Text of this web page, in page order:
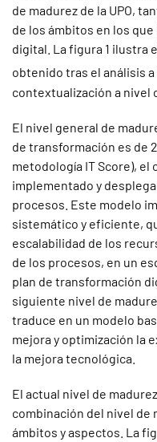
de madurez de la UPO,
de los ámbitos en los
digital. La figura 1 ilustra
obtenido tras el análisis
contextualización a nivel
El nivel general de
de transformación es de
metodología IT Score), el
implementado y
procesos. Este modelo
sistemático y eficiente,
escalabilidad de los
de los procesos, en un
plan de transformación
siguiente nivel de
traduce en un modelo
mejora y optimización la
la mejora tecnológica.
El actual nivel de
combinación del nivel de
ámbitos y aspectos. La